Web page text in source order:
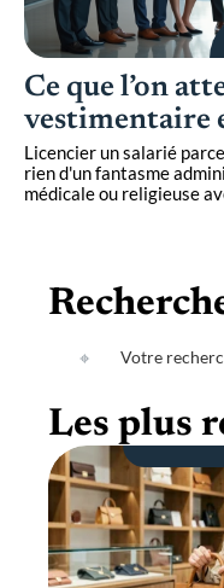
Ce que l’on
vestimentaire
Licencier un salarié
rien d'un fantasme
médicale ou religieuse
Les plus